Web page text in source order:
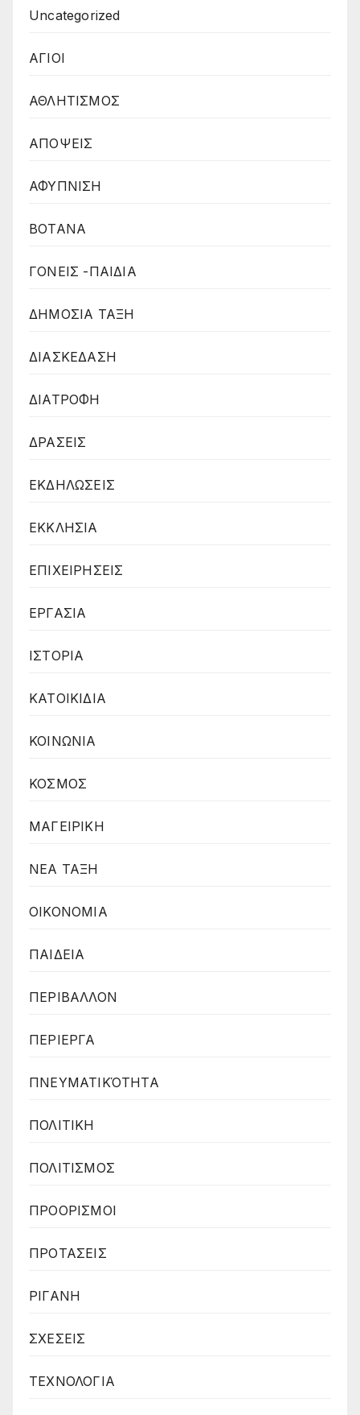
Uncategorized
ΑΓΙΟΙ
ΑΘΛΗΤΙΣΜΟΣ
ΑΠΟΨΕΙΣ
ΑΦΥΠΝΙΣΗ
ΒΟΤΑΝΑ
ΓΟΝΕΙΣ -ΠΑΙΔΙΑ
ΔΗΜΟΣΙΑ ΤΑΞΗ
ΔΙΑΣΚΕΔΑΣΗ
ΔΙΑΤΡΟΦΗ
ΔΡΑΣΕΙΣ
ΕΚΔΗΛΩΣΕΙΣ
ΕΚΚΛΗΣΙΑ
ΕΠΙΧΕΙΡΗΣΕΙΣ
ΕΡΓΑΣΙΑ
ΙΣΤΟΡΙΑ
ΚΑΤΟΙΚΙΔΙΑ
ΚΟΙΝΩΝΙΑ
ΚΟΣΜΟΣ
ΜΑΓΕΙΡΙΚΗ
ΝΕΑ ΤΑΞΗ
ΟΙΚΟΝΟΜΙΑ
ΠΑΙΔΕΙΑ
ΠΕΡΙΒΑΛΛΟΝ
ΠΕΡΙΕΡΓΑ
ΠΝΕΥΜΑΤΙΚΌΤΗΤΑ
ΠΟΛΙΤΙΚΗ
ΠΟΛΙΤΙΣΜΟΣ
ΠΡΟΟΡΙΣΜΟΙ
ΠΡΟΤΑΣΕΙΣ
ΡΙΓΑΝΗ
ΣΧΕΣΕΙΣ
ΤΕΧΝΟΛΟΓΙΑ